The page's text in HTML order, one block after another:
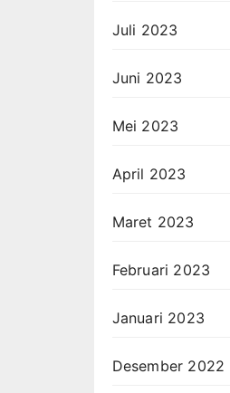
Juli 2023
Juni 2023
Mei 2023
April 2023
Maret 2023
Februari 2023
Januari 2023
Desember 2022